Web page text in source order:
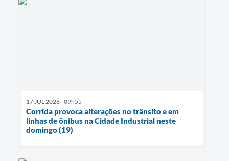
17 JUL 2026 - 09h55
Corrida provoca alterações no trânsito e em
linhas de ônibus na Cidade Industrial neste
domingo (19)